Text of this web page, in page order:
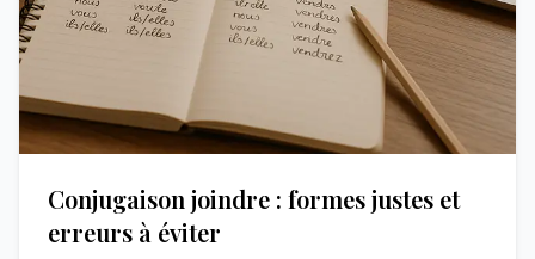
Conjugaison joindre : formes justes et
erreurs à éviter